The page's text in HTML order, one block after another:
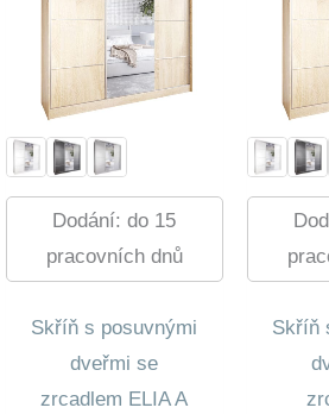
Dodání: do 15
pracovních dnů
Skříň s posuvnými
dveřmi se
zrcadlem ELIA A
Skříň